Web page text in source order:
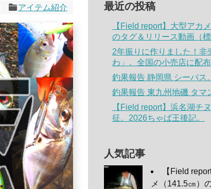
アイテム紹介 最近の投稿
【Field report】大型アカ
のタグ＆リリース動画（標
2年振りに作りました！非
わ」。全国の小売店に配布
釣果報告 静岡県 シーバス
釣果報告 東九州地磯 タマ
【Field report】浜名湖チ
征。2026ちゃぱ王後記。
人気記事
【Field
メ（141.5㎝）